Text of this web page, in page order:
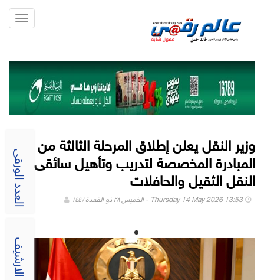
العدد الورقى
الارشيف
وزير النقل يعلن إطلاق المرحلة الثالثة من
المبادرة المخصصة لتدريب وتأهيل سائقى
النقل الثقيل والحافلات
Thursday 14 May 2026 13:53 - الخميس ٢٨ ذو القعدة ١٤٤٧